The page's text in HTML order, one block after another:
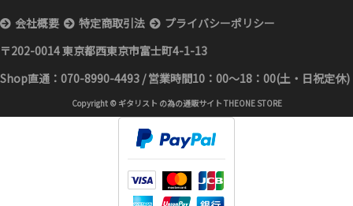
会社概要 特定商取引法
プライバシーポリシー
〒202-0014 東京都西東京市富士町4-1-13
Shop直通：070-8990-4493 / 営業時間10：00～18：00(土・日祝定休)
Copyright © ギタリスト の為の通販サイト THEONE STORE